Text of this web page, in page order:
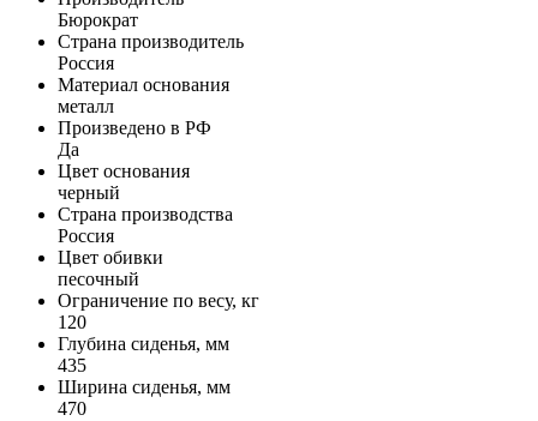
Бюрократ
Страна производитель
Россия
Материал основания
металл
Произведено в РФ
Да
Цвет основания
черный
Страна производства
Россия
Цвет обивки
песочный
Ограничение по весу, кг
120
Глубина сиденья, мм
435
Ширина сиденья, мм
470